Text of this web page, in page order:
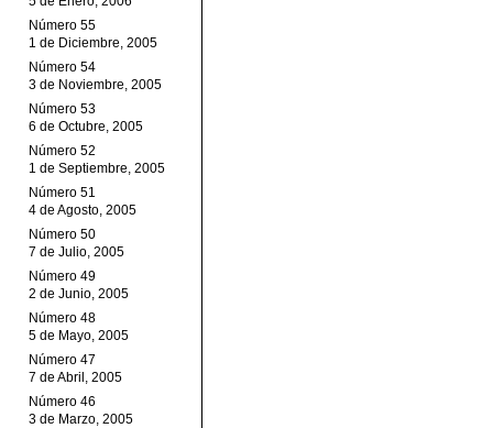
Número 55
1 de Diciembre, 2005
Número 54
3 de Noviembre, 2005
Número 53
6 de Octubre, 2005
Número 52
1 de Septiembre, 2005
Número 51
4 de Agosto, 2005
Número 50
7 de Julio, 2005
Número 49
2 de Junio, 2005
Número 48
5 de Mayo, 2005
Número 47
7 de Abril, 2005
Número 46
3 de Marzo, 2005